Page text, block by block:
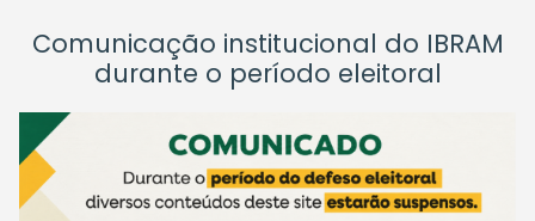
Comunicação institucional do IBRAM
durante o período eleitoral